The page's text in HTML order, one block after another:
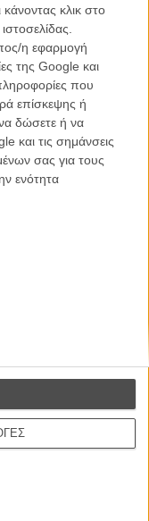
κλικ στο
η εφαρμογή
της Google και
που
επίσκεψης ή
δώσετε ή να
και τις σημάνσεις
σας για τους
ενότητα